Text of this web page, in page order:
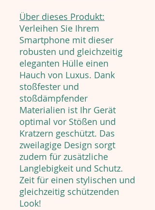
Über dieses Produkt:
Verleihen Sie Ihrem
Smartphone mit dieser
robusten und gleichzeitig
eleganten Hülle einen
Hauch von Luxus. Dank
stoßfester und
stoßdämpfender
Materialien ist Ihr Gerät
optimal vor Stößen und
Kratzern geschützt. Das
zweilagige Design sorgt
zudem für zusätzliche
Langlebigkeit und Schutz.
Zeit für einen stylischen und
gleichzeitig schützenden
Look!